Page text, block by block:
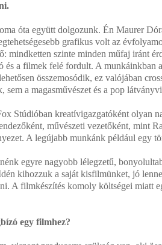
óta együtt dolgozunk. Én Maurer
grafikus volt az
mindketten szinte minden műfaj iránt
és a filmek felé fordult. A munkáinkban
összemosódik, ez valójában
sem a magasművészet és a pop
Stúdióban kreatívigazgatóként olyan
művészeti vezetőként, mint
A legújabb munkánk például egy
egyre nagyobb lélegzetű,
kihozzuk a saját kisfilmünket, jó
A filmkészítés komoly költségei miatt
egy filmhez?